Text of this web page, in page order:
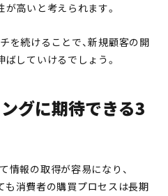
高いと考えられます。
を続けることで、新規顧客の開
していけるでしょう。
グに期待できる3
情報の取得が容易になり、
消費者の購買プロセスは長期